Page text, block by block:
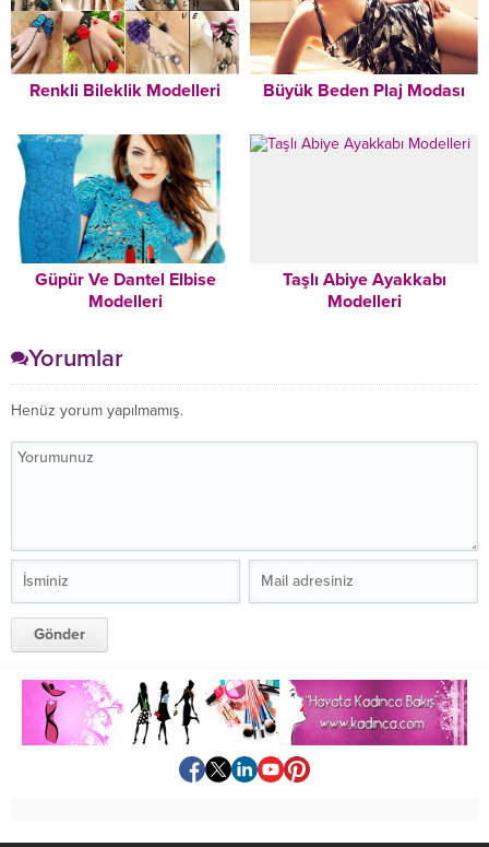
Renkli Bileklik Modelleri Büyük Beden Plaj Modası
Güpür Ve Dantel Elbise
Modelleri
Taşlı Abiye Ayakkabı
Modelleri
Yorumlar
Henüz yorum yapılmamış.